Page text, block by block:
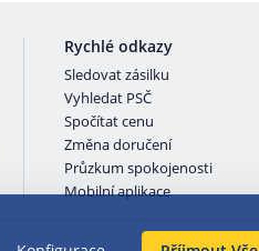
Rychlé odkazy
Sledovat zásilku
Vyhledat PSČ
Spočítat cenu
Změna doručení
Průzkum spokojenosti
Mobilní aplikace